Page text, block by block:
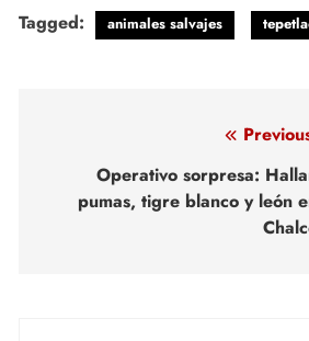
Tagged: animales salvajes
entradas
Operativo sorpresa:
pumas, tigre blanco y león